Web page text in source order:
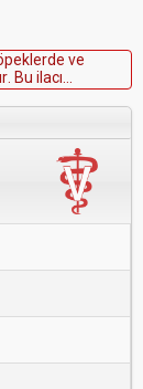
pekerde ve
ır Bu i acı
noftalmik